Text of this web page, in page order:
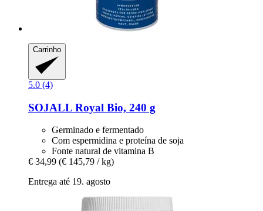
Carrinho
5.0 (4)
SOJALL Royal Bio, 240 g
Germinado e fermentado
Com espermidina e proteína de soja
Fonte natural de vitamina B
€ 34,99 (€ 145,79 / kg)
Entrega até 19. agosto